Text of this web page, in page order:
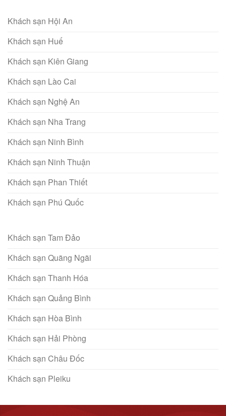
Khách sạn Hội An
Khách sạn Huế
Khách sạn Kiên Giang
Khách sạn Lào Cai
Khách sạn Nghệ An
Khách sạn Nha Trang
Khách sạn Ninh Bình
Khách sạn Ninh Thuận
Khách sạn Phan Thiết
Khách sạn Phú Quốc
Khách sạn Tam Đảo
Khách sạn Quãng Ngãi
Khách sạn Thanh Hóa
Khách sạn Quảng Bình
Khách sạn Hòa Bình
Khách sạn Hải Phòng
Khách sạn Châu Đốc
Khách sạn Pleiku